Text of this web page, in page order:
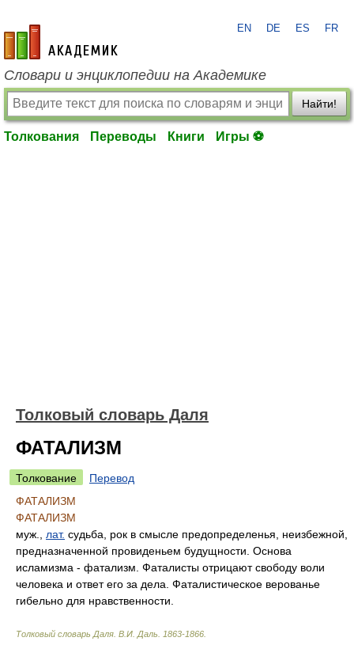
academic.ru
EN DE ES FR
Словари и энциклопедии на Академике
Найти!
Толкования Переводы Книги Игры ⚽
Толковый словарь Даля
ФАТАЛИЗМ
Толкование
Перевод
ФАТАЛИЗМ
ФАТАЛИЗМ
муж., лат. судьба, рок в смысле предопределенья, неизбежной,
предназначенной провиденьем будущности. Основа
исламизма - фатализм. Фаталисты отрицают свободу воли
человека и ответ его за дела. Фаталистическое верованье
гибельно для нравственности.
Толковый словарь Даля В.И. Даль. 1863-1866